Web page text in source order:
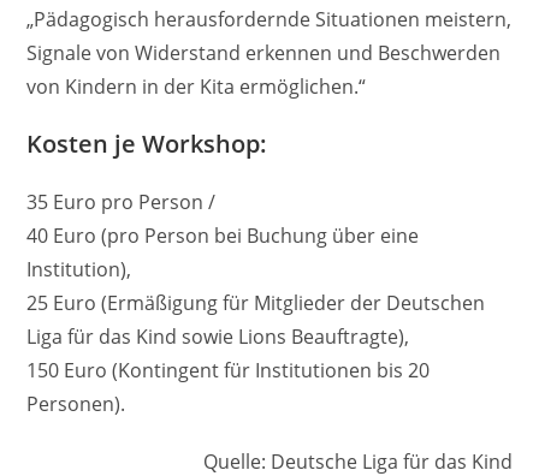
„Pädagogisch herausfordernde Situationen meistern,
Signale von Widerstand erkennen und Beschwerden
von Kindern in der Kita ermöglichen.“
Kosten je Workshop:
35 Euro pro Person /
40 Euro (pro Person bei Buchung über eine
Institution),
25 Euro (Ermäßigung für Mitglieder der Deutschen
Liga für das Kind sowie Lions Beauftragte),
150 Euro (Kontingent für Institutionen bis 20
Personen).
Quelle: Deutsche Liga für das Kind